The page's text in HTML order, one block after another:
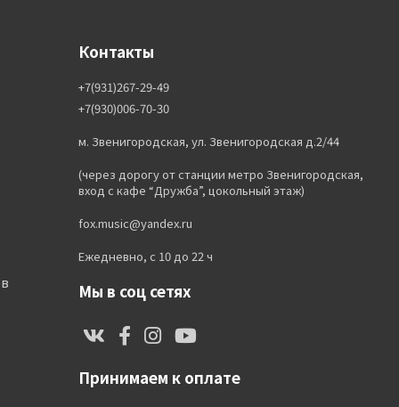
Контакты
+7(931)267-29-49
+7(930)006-70-30
м. Звенигородская, ул. Звенигородская д.2/44
(через дорогу от станции метро Звенигородская,
вход с кафе “Дружба”, цокольный этаж)
fox.music@yandex.ru
Ежедневно, с 10 до 22 ч
Мы в соц сетях
Принимаем к оплате